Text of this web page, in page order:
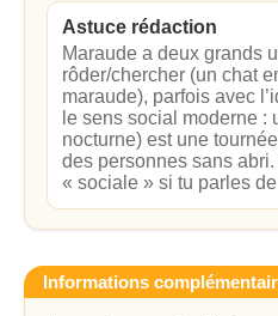
Astuce rédaction
Maraude a deux grands
rôder/chercher (un chat
maraude), parfois avec
le sens social moderne :
nocturne) est une
des personnes sans
« sociale » si tu parles
Informations